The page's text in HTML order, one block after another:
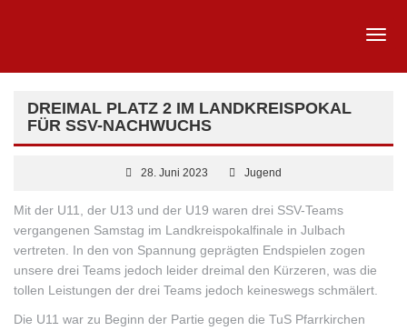
DREIMAL PLATZ 2 IM LANDKREISPOKAL
FÜR SSV-NACHWUCHS
28. Juni 2023 Jugend
Mit der U11, der U13 und der U19 waren drei SSV-Teams
vergangenen Samstag im Landkreispokalfinale in Julbach
vertreten. In den von Spannung geprägten Endspielen zogen
unsere drei Teams jedoch leider dreimal den Kürzeren, was die
tollen Leistungen der drei Teams jedoch keineswegs schmälert.
Die U11 war zu Beginn der Partie gegen die TuS Pfarrkirchen